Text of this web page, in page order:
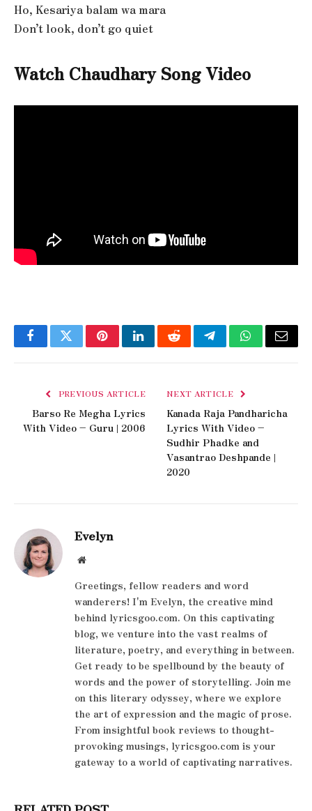
Ho, Kesariya balam wa mara
Don’t look, don’t go quiet
Watch Chaudhary Song Video
FacebookTwitterPinterestLinkedInRedditTelegramWhatsApp
Email
PREVIOUS ARTICLE
Barso Re Megha Lyrics
With Video – Guru | 2006
NEXT ARTICLE
Kanada Raja Pandharicha
Lyrics With Video –
Sudhir Phadke and
Vasantrao Deshpande |
2020
Evelyn
Website
Greetings, fellow readers and word
wanderers! I'm Evelyn, the creative mind
behind lyricsgoo.com. On this captivating
blog, we venture into the vast realms of
literature, poetry, and everything in between.
Get ready to be spellbound by the beauty of
words and the power of storytelling. Join me
on this literary odyssey, where we explore
the art of expression and the magic of prose.
From insightful book reviews to thought-
provoking musings, lyricsgoo.com is your
gateway to a world of captivating narratives.